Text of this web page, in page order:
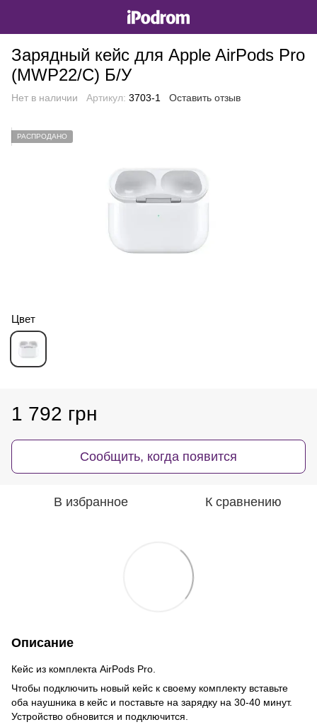
Зарядный кейс для Apple AirPods Pro
(MWP22/C) Б/У
Нет в наличии Артикул: 3703-1 Оставить отзыв
РАСПРОДАНО
Цвет
1 792 грн
Сообщить, когда появится
В избранное К сравнению
Описание
Кейс из комплекта AirPods Pro.
Чтобы подключить новый кейс к своему комплекту вставьте
оба наушника в кейс и поставьте на зарядку на 30-40 минут.
Устройство обновится и подключится.